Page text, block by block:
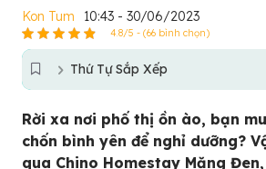
Kon Tum 10:43 - 30/06/2023
4.8/5 - (66 bình chọn)
Thứ Tự Sắp Xếp
Rời xa nơi phố thị ồn ào, bạn
chốn bình yên để nghỉ dưỡng?
qua Chino Homestay Măng